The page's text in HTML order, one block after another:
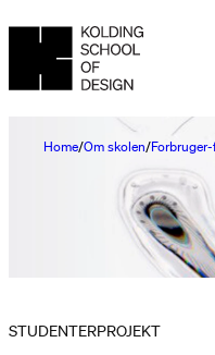
Home Om skolen
STUDENTERPROJEKT